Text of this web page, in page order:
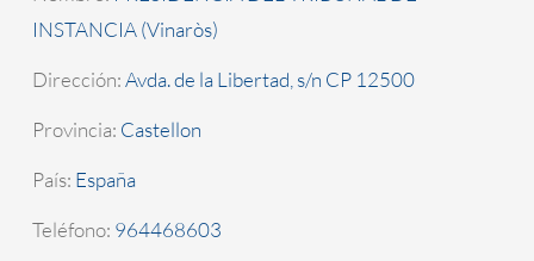
INSTANCIA (Vinaròs)
Dirección:Avda. de la Libertad, s/n CP 12500
Provincia: Castellon
País: España
Teléfono: 964468603